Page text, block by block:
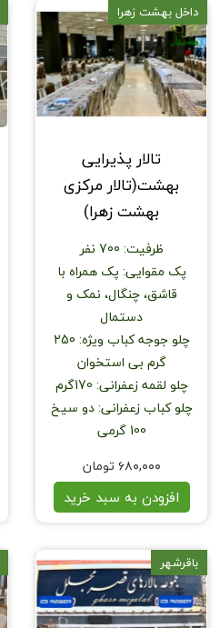
تالار پذیرایی
بهشت(تالار مرکزی
بهشت زهرا)
ظرفیت: 700 نفر
پک مقوایی: پک همراه با
قاشق، چنگال، نمک و
دستمال
چلو جوجه کباب ویژه:
250
گرم بی استخوان
چلو لقمه زعفرانی: 170گرم
چلو کباب زعفرانی:دو سیخ
100 گرمی
۶۸۰,۰۰۰ تومان
افزودن به سبد خرید
داخل بهشت زهرا
باقرشهر